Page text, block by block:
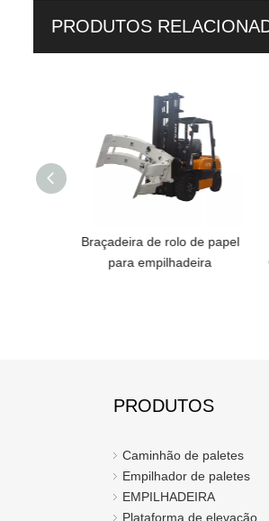
PRODUTOS
Braçadeira de rolo de papel
para empilhadeira
PRODUTOS
Caminhão de paletes
Empilhador de paletes
EMPILHADEIRA
Plataforma de elevação